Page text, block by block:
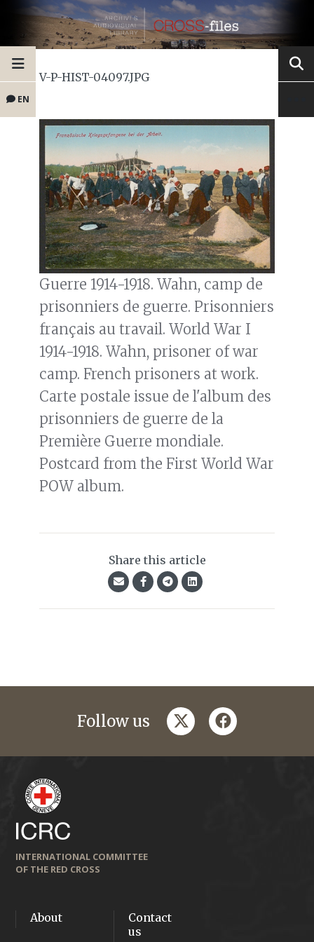
EN
V-P-HIST-04097.JPG
Guerre 1914-1918. Wahn, camp de
prisonniers de guerre. Prisonniers
français au travail. World War I
1914-1918. Wahn, prisoner of war
camp. French prisoners at work.
Carte postale issue de l'album des
prisonniers de guerre de la
Première Guerre mondiale.
Postcard from the First World War
POW album.
Share this article
Follow us twitterfacebook
INTERNATIONAL COMMITTEE
OF THE RED CROSS
About
Contact
us